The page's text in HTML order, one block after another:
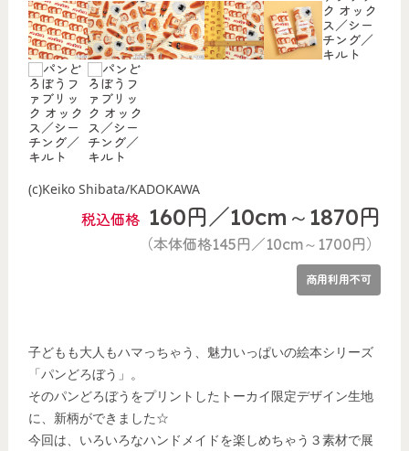
(c)Keiko Shibata/KADOKAWA
税込価格 160円／10cm～1870円
（本体価格145円／10cm～1700円）
商用利用不可
子どもも大人もハマっちゃう、魅力いっぱいの絵本シリーズ
「パンどろぼう」。
そのパンどろぼうをプリントしたトーカイ限定デザイン生地
に、新柄ができました☆
今回は、いろいろなハンドメイドを楽しめちゃう３素材で展